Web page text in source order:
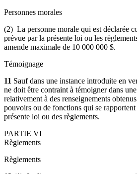
Personnes morales
(2) La personne morale qui est déclarée
prévue par la présente loi ou les
amende maximale de 10 000 000 $.
Témoignage
11 Sauf dans une instance introduite en
ne doit être contraint à témoigner dans
relativement à des renseignements
pouvoirs ou de fonctions qui se
présente loi ou des règlements.
PARTIE VI
Règlements
Règlements